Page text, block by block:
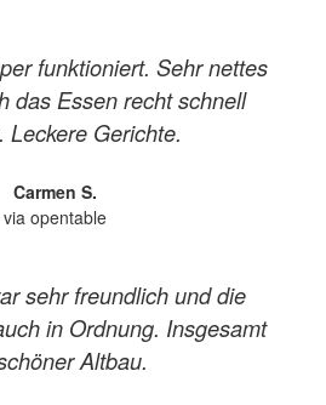
funktioniert. Sehr nettes
das Essen recht schnell
Leckere Gerichte.
Carmen S.
via opentable
sehr freundlich und die
in Ordnung. Insgesamt
Altbau.